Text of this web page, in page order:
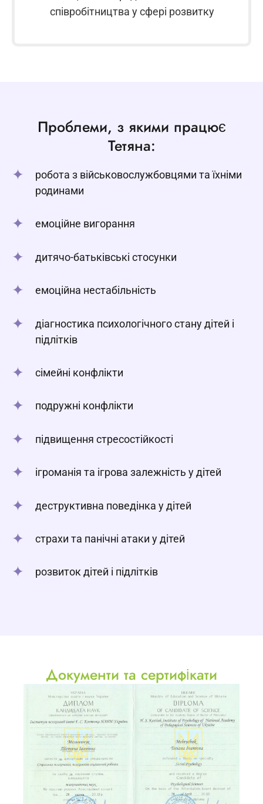
співробітництва у сфері розвитку
Проблеми, з якими працює
Тетяна:
робота з військовослужбовцями та їхніми
родинами
емоційне вигорання
дитячо-батьківські стосунки
емоційна нестабільність
діагностика психологічного стану дітей і
підлітків
сімейні конфлікти
подружні конфлікти
підвищення стресостійкості
ігроманія та ігрова залежність у дітей
деструктивна поведінка у дітей
страхи та панічні атаки у дітей
розвиток дітей і підлітків
Документи та сертифікати